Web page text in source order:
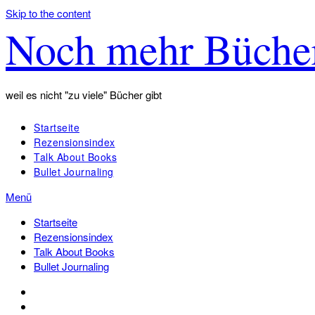
Skip to the content
Noch mehr
weil es nicht "zu viele" Bücher gibt
Startseite
Rezensionsindex
Talk About Books
Bullet Journaling
Menü
Startseite
Rezensionsindex
Talk About Books
Bullet Journaling